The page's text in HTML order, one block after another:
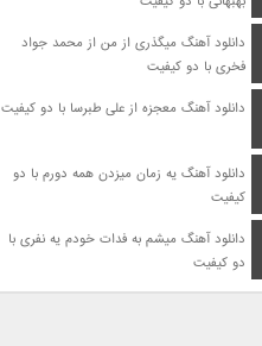
دانلود آهنگ میگذری از من از محمد جواد
فخری با دو کیفیت
دانلود آهنگ معجزه از علی طبرسا با دو کیفیت
دانلود آهنگ یه زمان میزدن همه دورم با دو
کیفیت
دانلود آهنگ میشم به فدات خودم یه نفری با
دو کیفیت